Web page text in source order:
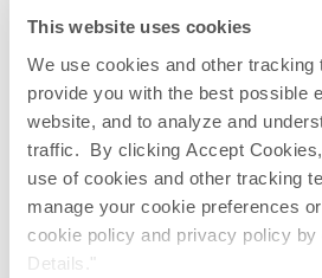
This website uses cookies
We use cookies and other tracking
provide you with the best possible
website, and to analyze and
traffic. By clicking Accept
use of cookies and other tracking
manage your cookie preferences
cookie policy and privacy policy
Details."
Filtri a disco